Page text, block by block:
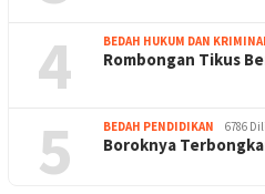
4 BEDAH HUKUM DAN
Rombongan Tikus
5 BEDAH PENDIDIKAN 6786
Boroknya